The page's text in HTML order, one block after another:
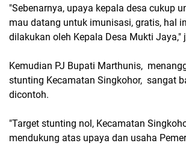
"Sebenarnya, upaya kepala desa cukup
mau datang untuk imunisasi, gratis, hal
dilakukan oleh Kepala Desa Mukti Jaya,"
Kemudian PJ Bupati Marthunis,
stunting Kecamatan Singkohor, sangat
dicontoh.
"Target stunting nol, Kecamatan
mendukung atas upaya dan usaha